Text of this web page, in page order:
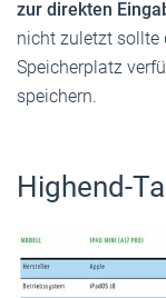
zur direkten
nicht zuletzt sollte
Speicherplatz
speichern.
Highend-